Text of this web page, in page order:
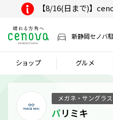
【8/16(日まで)】
新静岡セノバ
ショップ グルメ
メガネ・サングラス
パリミキ